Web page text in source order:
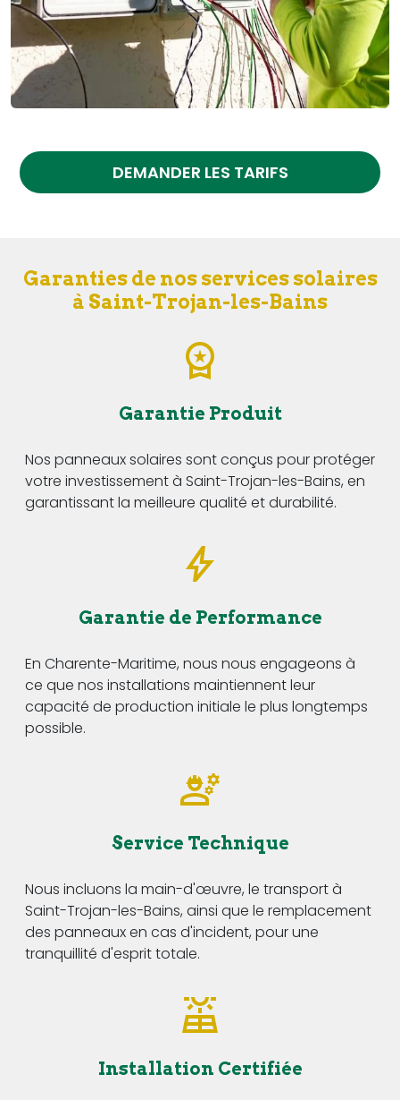
DEMANDER LES TARIFS
Garanties de nos services solaires
à Saint-Trojan-les-Bains
Garantie Produit
Nos panneaux solaires sont conçus pour protéger
votre investissement à Saint-Trojan-les-Bains, en
garantissant la meilleure qualité et durabilité.
Garantie de Performance
En Charente-Maritime, nous nous engageons à
ce que nos installations maintiennent leur
capacité de production initiale le plus longtemps
possible.
Service Technique
Nous incluons la main-d'œuvre, le transport à
Saint-Trojan-les-Bains, ainsi que le remplacement
des panneaux en cas d'incident, pour une
tranquillité d'esprit totale.
Installation Certifiée